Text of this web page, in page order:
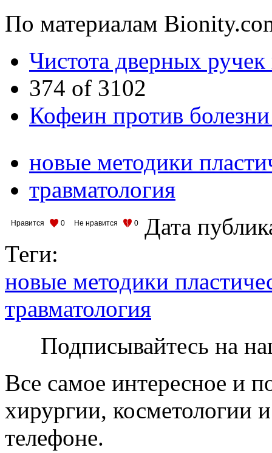
По материалам
Чистота дверных
374 of 3102
Кофеин против
новые методики
травматология
Нравится 0 Не нравится 0
Дата
Теги:
новые методики
травматология
Подписывайтесь на
Все самое интересное и
хирургии, косметологии
телефоне.